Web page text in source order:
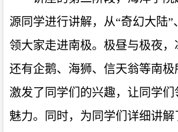
源同学进行讲解，从“奇幻大陆”
领大家走进南极。极昼与极夜，
还有企鹅、海狮、信天翁等南极
激发了同学们的兴趣，让同学们
魅力。同时，为同学们详细讲